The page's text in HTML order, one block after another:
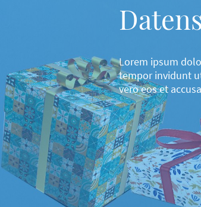
Lorem ipsum
tempor invidunt
vero eos et